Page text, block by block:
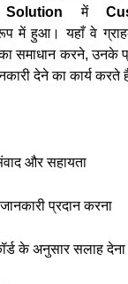
में
में हुआ। यहाँ वे
समाधान करने, उनके
देने का कार्य करते
और सहायता
प्रदान करना
के अनुसार सलाह देना